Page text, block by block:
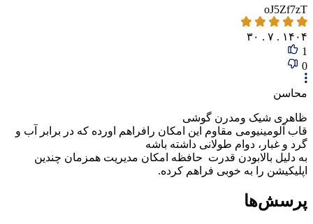
oJ5Zf7zT
۱۴۰۴ . ۷ . ۳۰
1
0
محاسن
ظاهری شیک ومدرن گوشی
قاب آلومینیومی مقاوم این امکان رافراهم اورده که در برابر آب و
گرد و غبار، دوام طولانی ‌داشته باشه
به دلیل بالابودن قدرت حافظه امکان مدیریت همزمان چندین
اپلیکیشن را به‌ خوبی فراهم کرده.
پرسش‌ها